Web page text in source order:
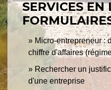
SERVICES EN
Micro-entrepreneur :
chiffre d'affaires
Rechercher un
d'une entreprise